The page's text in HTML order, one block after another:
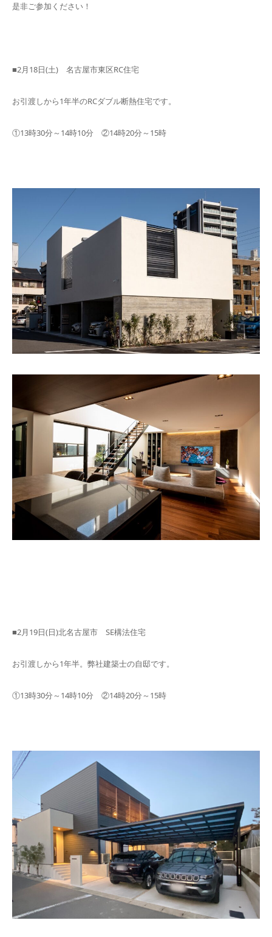
是非ご参加ください！
■2月18日(土) 名古屋市東区RC住宅
お引渡しから1年半のRCダブル断熱住宅です。
①13時30分～14時10分 ②14時20分～15時
■2月19日(日)北名古屋市 SE構法住宅
お引渡しから1年半。弊社建築士の自邸です。
①13時30分～14時10分 ②14時20分～15時